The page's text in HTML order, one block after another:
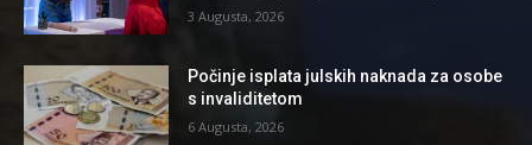
3 Augusta, 2026
Počinje isplata julskih naknada za osobe
s invaliditetom
6 Augusta, 2026